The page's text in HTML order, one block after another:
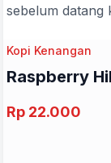
sebelum datang
Kopi Kenangan
Raspberry
Rp 22.000